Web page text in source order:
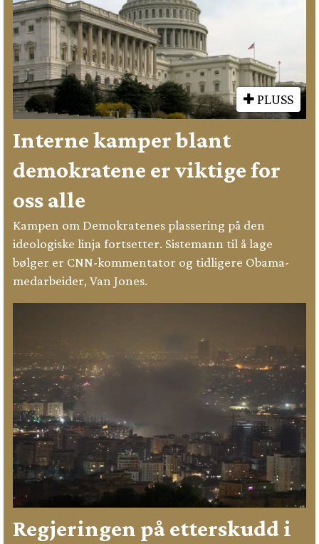
PLUSS
Interne kamper blant
demokratene er viktige for
oss alle
Kampen om Demokratenes plassering på den
ideologiske linja fortsetter. Sistemann til å lage
bølger er CNN-kommentator og tidligere Obama-
medarbeider, Van Jones.
Regjeringen på etterskudd i